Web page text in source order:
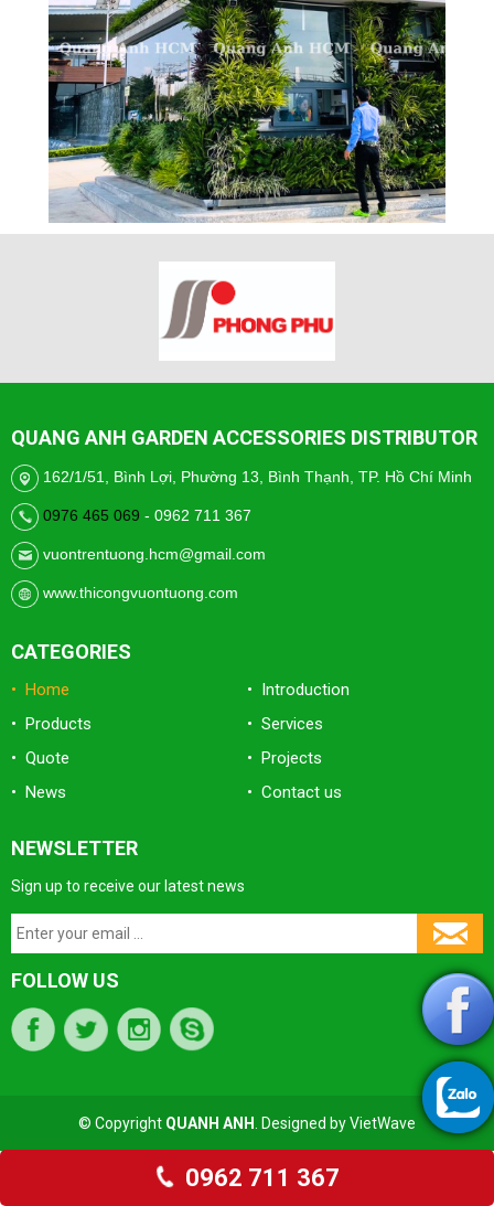
QUANG ANH GARDEN ACCESSORIES DISTRIBUTOR
162/1/51, Bình Lợi, Phường 13, Bình Thạnh, TP. Hồ Chí Minh
0976 465 069 - 0962 711 367
vuontrentuong.hcm@gmail.com
www.thicongvuontuong.com
CATEGORIES
• Home
• Introduction
• Products
• Services
• Quote
• Projects
• News
• Contact us
NEWSLETTER
Sign up to receive our latest news
FOLLOW US
© Copyright QUANH ANH . Designed byVietWave
0962 711 367